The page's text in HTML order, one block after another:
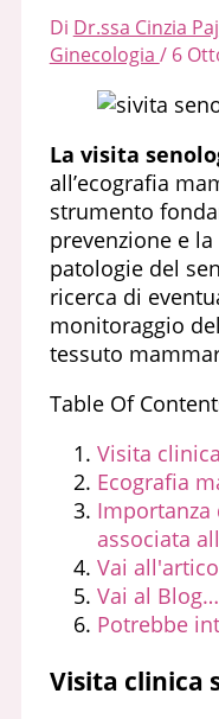
Di Dr.ssa Cinzia
Ginecologia / 6
La visita
all’ecografia
strumento
prevenzione e
patologie del
ricerca di
monitoraggio
tessuto
Table Of
Visita
Ecografia
Importanza
associata
Vai
Vai al Blog…
Potrebbe
Visita clinica